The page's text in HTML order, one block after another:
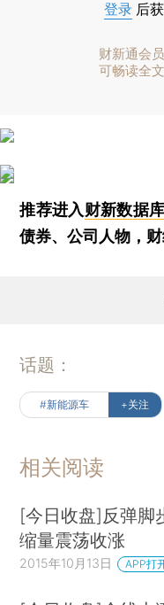
登录 后
财新通会员
可畅读全文
推荐进入财新数据库
债券、公司人物，财
话题：
#新能源车 +关注
相关阅读
[今日收盘]反弹脚
缩量震荡收涨
2015年10月13日 APP打